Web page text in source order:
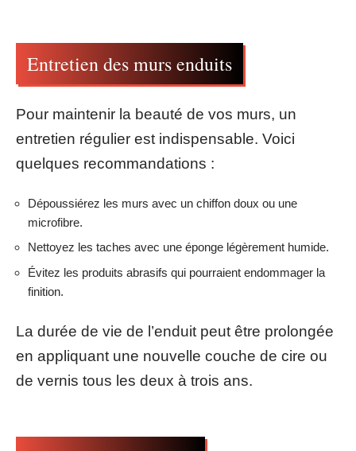
Entretien des murs enduits
Pour maintenir la beauté de vos murs, un
entretien régulier est indispensable. Voici
quelques recommandations :
Dépoussiérez les murs avec un chiffon doux ou une
microfibre.
Nettoyez les taches avec une éponge légèrement humide.
Évitez les produits abrasifs qui pourraient endommager la
finition.
La durée de vie de l’enduit peut être prolongée
en appliquant une nouvelle couche de cire ou
de vernis tous les deux à trois ans.